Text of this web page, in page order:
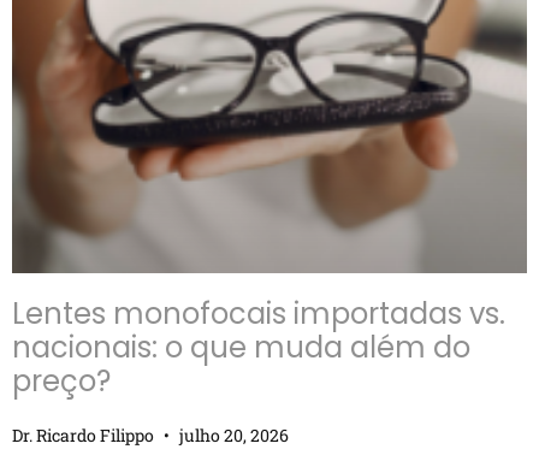
Lentes monofocais importadas vs.
nacionais: o que muda além do
preço?
Dr. Ricardo Filippo julho 20, 2026